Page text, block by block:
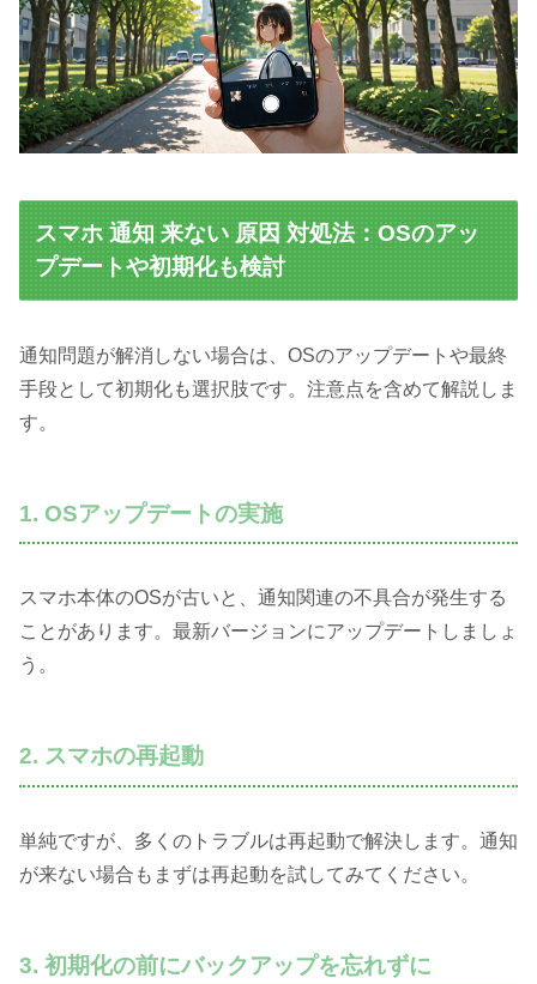
スマホ 通知 来ない 原因 対処法：OSのアッ
プデートや初期化も検討
通知問題が解消しない場合は、OSのアップデートや最終
手段として初期化も選択肢です。注意点を含めて解説しま
す。
1. OSアップデートの実施
スマホ本体のOSが古いと、通知関連の不具合が発生する
ことがあります。最新バージョンにアップデートしましょ
う。
2. スマホの再起動
単純ですが、多くのトラブルは再起動で解決します。通知
が来ない場合もまずは再起動を試してみてください。
3. 初期化の前にバックアップを忘れずに